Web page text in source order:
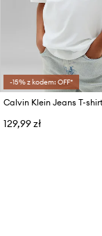
-15% z kodem: OFF*
129,99 zł